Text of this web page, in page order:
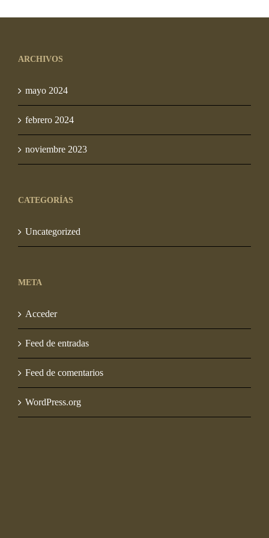
ARCHIVOS
mayo 2024
febrero 2024
noviembre 2023
CATEGORÍAS
Uncategorized
META
Acceder
Feed de entradas
Feed de comentarios
WordPress.org